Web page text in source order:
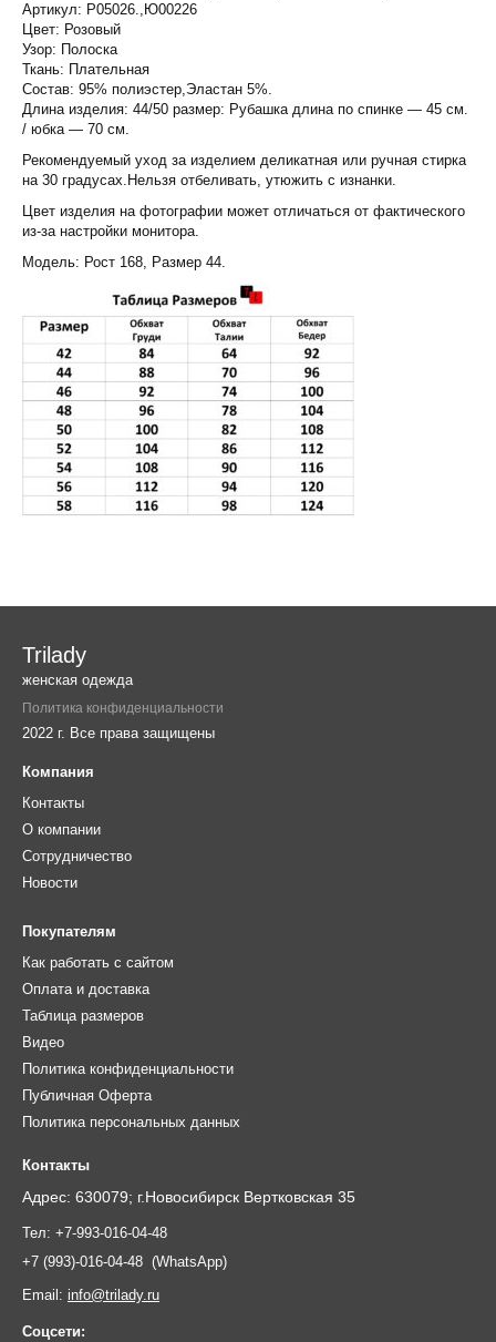
Артикул: Р05026.,Ю00226
Цвет: Розовый
Узор: Полоска
Ткань: Плательная
Состав: 95% полиэстер,Эластан 5%.
Длина изделия: 44/50 размер: Рубашка длина по спинке — 45 см.
/ юбка — 70 см.
Рекомендуемый уход за изделием деликатная или ручная стирка
на 30 градусах.Нельзя отбеливать, утюжить с изнанки.
Цвет изделия на фотографии может отличаться от фактического
из-за настройки монитора.
Модель: Рост 168, Размер 44.
Trilady
женская одежда
Политика конфиденциальности
2022 г. Все права защищены
Компания
Контакты
О компании
Сотрудничество
Новости
Покупателям
Как работать с сайтом
Оплата и доставка
Таблица размеров
Видео
Политика конфиденциальности
Публичная Оферта
Политика персональных данных
Контакты
Адрес: 630079; г.Новосибирск Вертковская 35
Тел: +7-993-016-04-48
+7 (993)-016-04-48 (WhatsApp)
Email: info@trilady.ru
Соцсети: